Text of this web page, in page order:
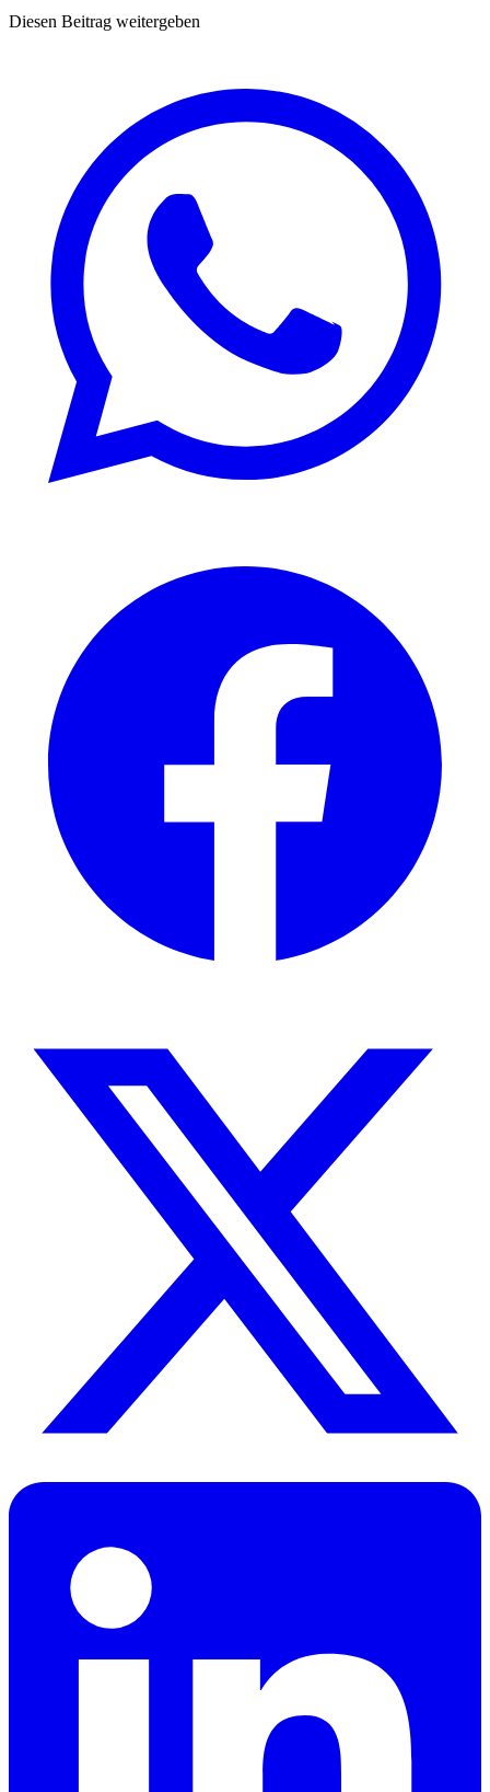
Diesen Beitrag weitergeben